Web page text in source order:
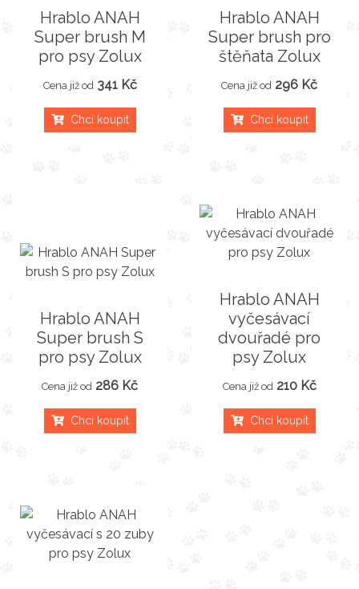
Hrablo ANAH
Super brush M
pro psy Zolux
Cena již od 341 Kč
Chci koupit
Hrablo ANAH
Super brush pro
štěňata Zolux
Cena již od 296 Kč
Chci koupit
Hrablo ANAH
Super brush S
pro psy Zolux
Cena již od 286 Kč
Chci koupit
Hrablo ANAH
vyčesávací
dvouřadé pro
psy Zolux
Cena již od 210 Kč
Chci koupit